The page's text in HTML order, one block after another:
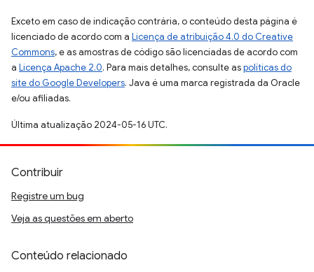
Exceto em caso de indicação contrária, o conteúdo desta página é
licenciado de acordo com a Licença de atribuição 4.0 do Creative
Commons, e as amostras de código são licenciadas de acordo com
a Licença Apache 2.0. Para mais detalhes, consulte aspolíticas do
site do Google Developers. Java é uma marca registrada da Oracle
e/ou afiliadas.
Última atualização 2024-05-16 UTC.
Contribuir
Registre um bug
Veja as questões em aberto
Conteúdo relacionado